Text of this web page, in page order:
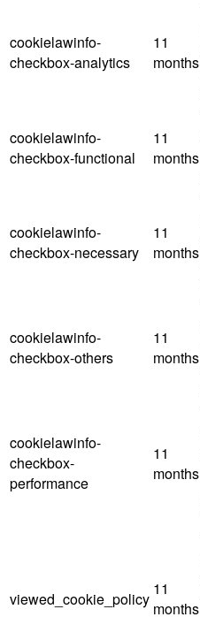
cookielawinfo-
checkbox-analytics
11
months
cookielawinfo-
checkbox-functional
11
months
cookielawinfo-
checkbox-necessary
11
months
cookielawinfo-
checkbox-others
11
months
cookielawinfo-
checkbox-
performance
11
months
viewed_cookie_policy
11
months